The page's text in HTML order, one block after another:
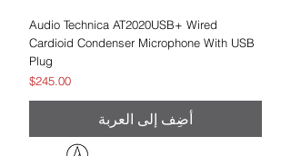
Audio Technica AT2020USB+ Wired
Cardioid Condenser Microphone With USB
Plug
السعر
$245.00
أضِف إلى العربة